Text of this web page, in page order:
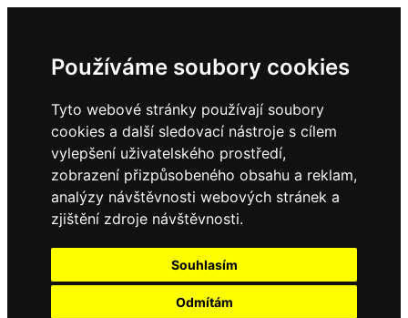
Používáme soubory cookies
Tyto webové stránky používají soubory
cookies a další sledovací nástroje s cílem
vylepšení uživatelského prostředí,
zobrazení přizpůsobeného obsahu a reklam,
analýzy návštěvnosti webových stránek a
zjištění zdroje návštěvnosti.
Souhlasím
Odmítám